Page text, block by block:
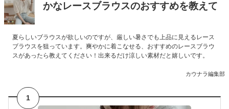
かなレースブラウスのおすすめを教えて
夏らしいブラウスが欲しいのですが、厳しい暑さでも上品に見えるレース
ブラウスを狙っています。爽やかに着こなせる、おすすめのレースブラウ
スがあったら教えてください！出来るだけ涼しい素材だと嬉しいです。
カウナラ編集部
1